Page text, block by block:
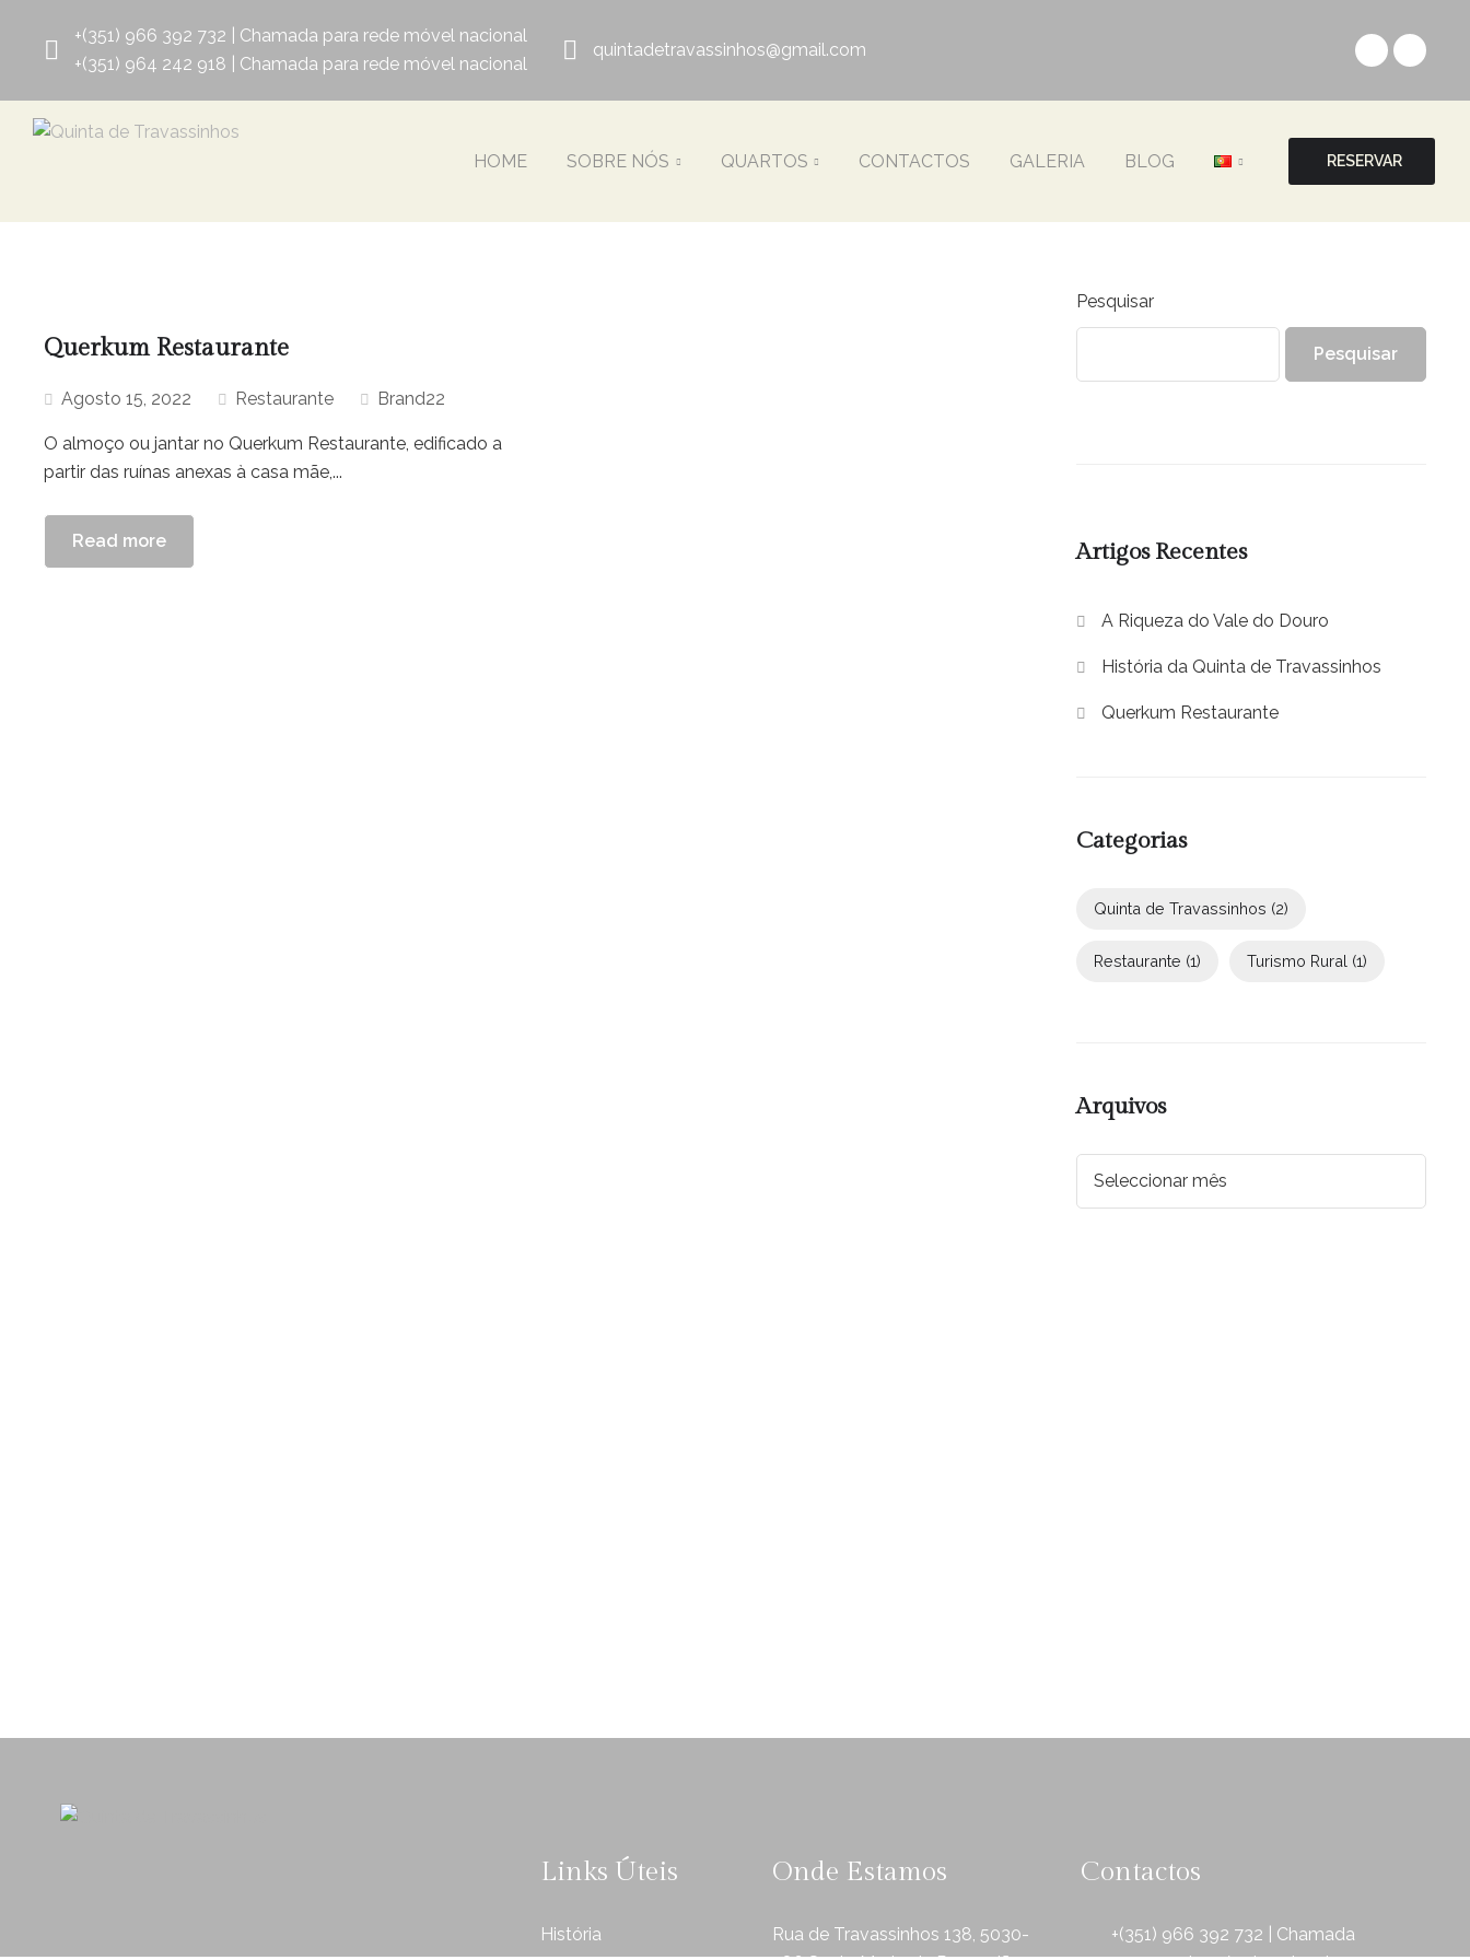
+(351) 966 392 732 | Chamada para rede móvel nacional
+(351) 964 242 918 | Chamada para rede móvel nacional
quintadetravassinhos@gmail.com
HOME SOBRE NÓS QUARTOS CONTACTOS GALERIA BLOG RESERVAR
Querkum Restaurante
Agosto 15, 2022 Restaurante Brand22
O almoço ou jantar no Querkum Restaurante, edificado a
partir das ruínas anexas à casa mãe,...
Read more
Pesquisar
Pesquisar
Artigos Recentes
A Riqueza do Vale do Douro
História da Quinta de Travassinhos
Querkum Restaurante
Categorias
Quinta de Travassinhos (2)
Restaurante (1) Turismo Rural (1)
Arquivos
Links Úteis
História
Onde Estamos
Rua de Travassinhos 138, 5030-
Contactos
+(351) 966 392 732 | Chamada